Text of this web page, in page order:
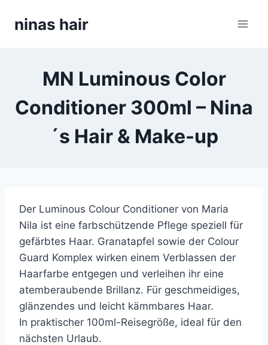
ninas hair
MN Luminous Color
Conditioner 300ml – Nina
´s Hair & Make-up
Der Luminous Colour Conditioner von Maria
Nila ist eine farbschützende Pflege speziell für
gefärbtes Haar. Granatapfel sowie der Colour
Guard Komplex wirken einem Verblassen der
Haarfarbe entgegen und verleihen ihr eine
atemberaubende Brillanz. Für geschmeidiges,
glänzendes und leicht kämmbares Haar.
In praktischer 100ml-Reisegröße, ideal für den
nächsten Urlaub.